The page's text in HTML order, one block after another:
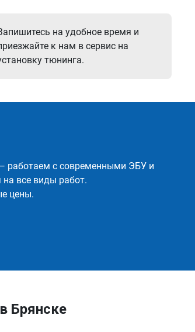
на удобное время и
к нам в сервис на
тюнинга.
работаем с современными ЭБУ и
все виды работ.
цены.
Брянске